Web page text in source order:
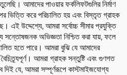
আমাদের পাওয়ার ফর্কলিফটগুলির নির্মাণ
ভিত্তি করে পরিচালিত হয় এবং বিস্তৃত গ্রাহক
এই উদ্দেশ্যে, আমরা সর্বোচ্চ সীমার প্রযুক্তি
সন্তোষজনক অভিজ্ঞতা নিশ্চিত করা যায়, ফলে
হতে পারে। আমরা বুঝি যে আমাদের
আমরা গ্রাহক সন্তুষ্টি এবং গুণগত
দিই যে, আমরা সম্পূর্ণরূপে কাস্টমাইজযোগ্য